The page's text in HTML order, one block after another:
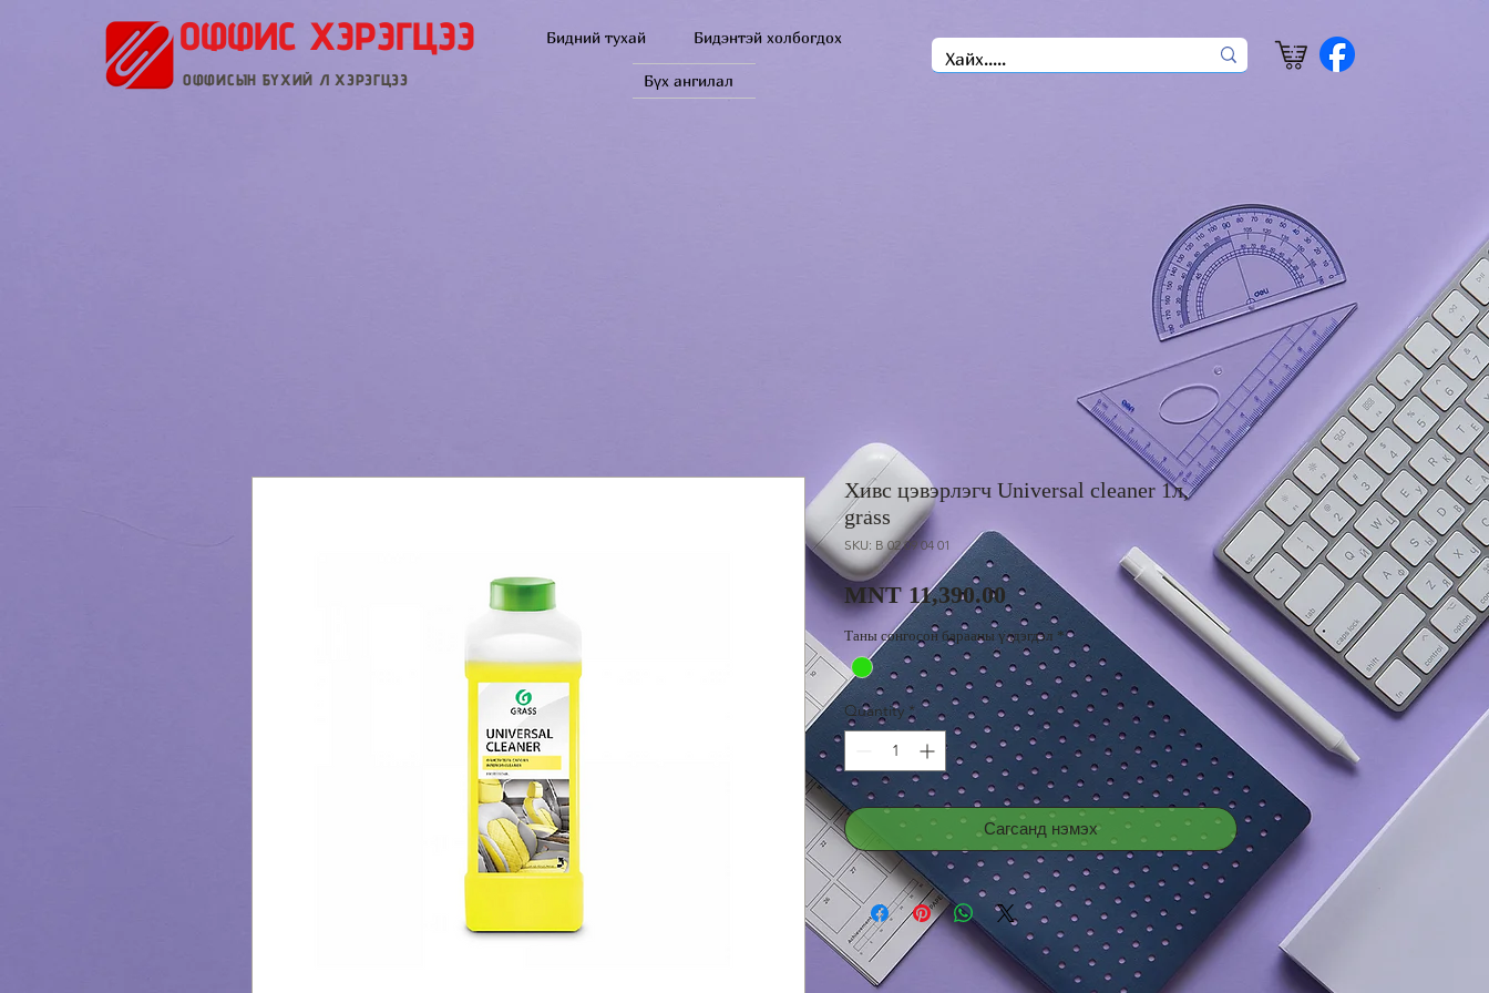
ОФФИС ХЭРЭГЦЭЭ Бидний тухай Бидэнтэй холбогдох
ОФФИСЫН БҮХИЙ Л ХЭРЭГЦЭЭ Бүх ангилал
Хивс цэвэрлэгч Universal cleaner 1л,
grass
SKU: B 02 09 04 01
MNT 11,390.00 Price
Таны сонгосон барааны үлдэгдэл *
Quantity *
Сагсанд нэмэх